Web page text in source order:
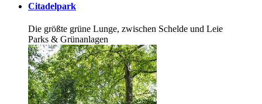
Cita­del­park
Die größte grüne Lunge, zwischen Schelde und Leie
Parks & Grünanlagen